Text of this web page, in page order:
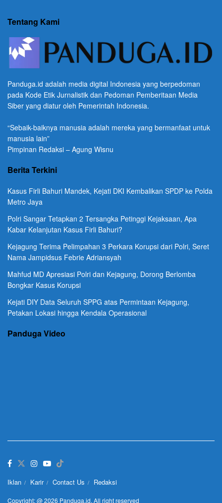
Tentang Kami
Panduga.id adalah media digital Indonesia yang berpedoman
pada Kode Etik Jurnalistik dan Pedoman Pemberitaan Media
Siber yang diatur oleh Pemerintah Indonesia.
“Sebaik-baiknya manusia adalah mereka yang bermanfaat untuk
manusia lain”
Pimpinan Redaksi – Agung Wisnu
Berita Terkini
Kasus Firli Bahuri Mandek, Kejati DKI Kembalikan SPDP ke Polda
Metro Jaya
Polri Sangar Tetapkan 2 Tersangka Petinggi Kejaksaan, Apa
Kabar Kelanjutan Kasus Firli Bahuri?
Kejagung Terima Pelimpahan 3 Perkara Korupsi dari Polri, Seret
Nama Jampidsus Febrie Adriansyah
Mahfud MD Apresiasi Polri dan Kejagung, Dorong Berlomba
Bongkar Kasus Korupsi
Kejati DIY Data Seluruh SPPG atas Permintaan Kejagung,
Petakan Lokasi hingga Kendala Operasional
Panduga Video
Iklan Karir Contact Us Redaksi
Copyright: @ 2026 Panduga.id. All right reserved